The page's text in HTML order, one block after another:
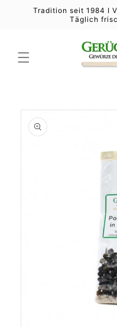
zumTradition seit 1984 I
Täglich